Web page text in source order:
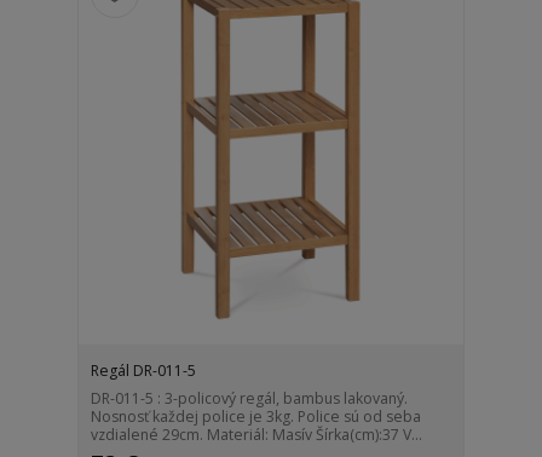
Regál DR-011-5
DR-011-5 : 3-policový regál, bambus lakovaný.
Nosnosť každej police je 3kg. Police sú od seba
vzdialené 29cm. Materiál: Masív Šírka(cm):37 V...